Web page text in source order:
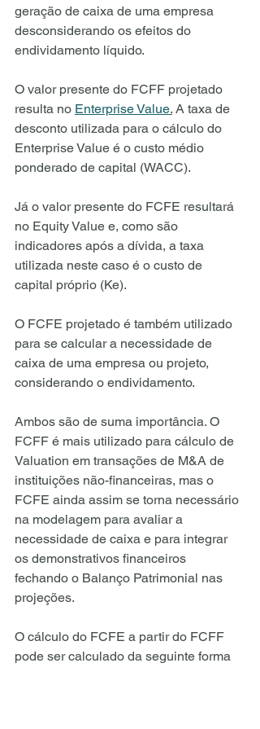
geração de caixa de uma empresa
desconsiderando os efeitos do
endividamento líquido.
O valor presente do FCFF projetado
resulta no Enterprise Value. A taxa de
desconto utilizada para o cálculo do
Enterprise Value é o custo médio
ponderado de capital (WACC).
Já o valor presente do FCFE resultará
no Equity Value e, como são
indicadores após a dívida, a taxa
utilizada neste caso é o custo de
capital próprio (Ke).
O FCFE projetado é também utilizado
para se calcular a necessidade de
caixa de uma empresa ou projeto,
considerando o endividamento.
Ambos são de suma importância. O
FCFF é mais utilizado para cálculo de
Valuation em transações de M&A de
instituições não-financeiras, mas o
FCFE ainda assim se torna necessário
na modelagem para avaliar a
necessidade de caixa e para integrar
os demonstrativos financeiros
fechando o Balanço Patrimonial nas
projeções.
O cálculo do FCFE a partir do FCFF
pode ser calculado da seguinte forma